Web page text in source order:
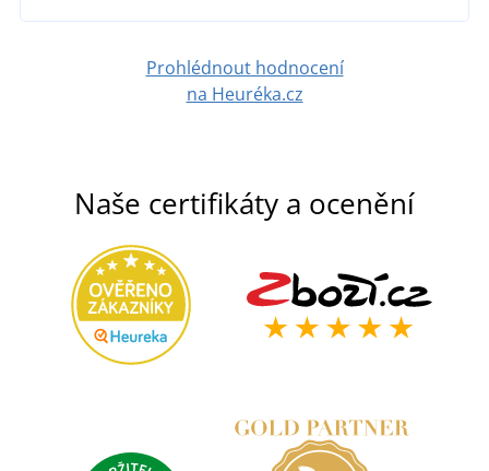
Prohlédnout hodnocení
na Heuréka.cz
Naše certifikáty a ocenění